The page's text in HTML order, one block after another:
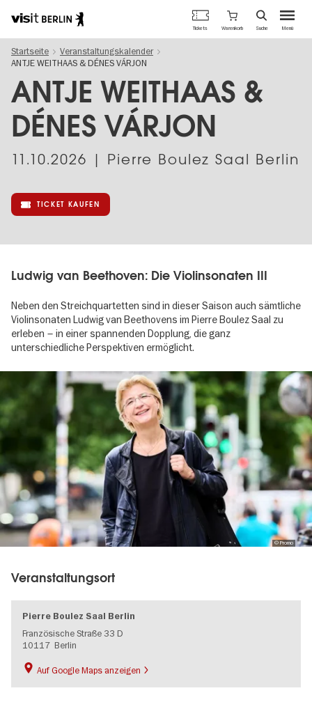
zum
Inhalt
Berlins
offizielles
Tourismusportal
Menü
Tickets Warenkorb Suche
Startseite
Veranstaltungskalender
ANTJE WEITHAAS & DÉNES VÁRJON
ANTJE WEITHAAS &
DÉNES VÁRJON
11.10.2026 | Pierre Boulez Saal Berlin
TICKET KAUFEN
Ludwig van Beethoven: Die Violinsonaten III
Neben den Streichquartetten sind in dieser Saison auch sämtliche
Violinsonaten Ludwig van Beethovens im Pierre Boulez Saal zu
erleben – in einer spannenden Dopplung, die ganz
unterschiedliche Perspektiven ermöglicht.
gallery
© Promo
Veranstaltungsort
Pierre Boulez Saal Berlin
Französische Straße 33 D
10117 Berlin
Auf Google Maps anzeigen